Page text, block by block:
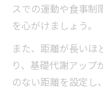
スでの運動や食事制
を心がけましょう。
また、距離が長いほ
り、基礎代謝アップ
のない距離を設定し